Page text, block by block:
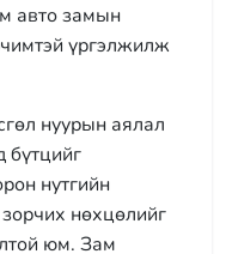
авто замын
үргэлжилж
нуурын аялал
бүтцийг
нутгийн
нөхцөлийг
юм. Зам